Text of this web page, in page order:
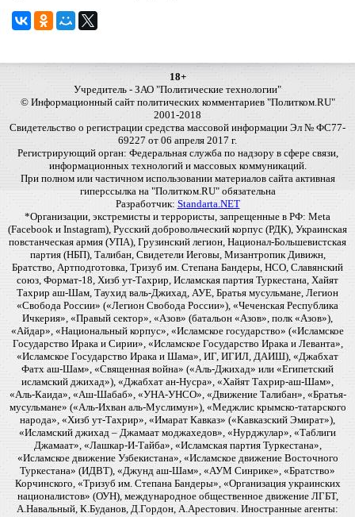
18+
Учредитель - ЗАО "Политические технологии"
© Информационный сайт политических комментариев "Политком.RU"
2001-2018
Свидетельство о регистрации средства массовой информации Эл № ФС77-
69227 от 06 апреля 2017 г.
Регистрирующий орган: Федеральная служба по надзору в сфере связи,
информационных технологий и массовых коммуникаций.
При полном или частичном использовании материалов сайта активная
гиперссылка на "Политком.RU" обязательна
Разработчик: Standarta.NET
*Организации, экстремисты и террористы, запрещенные в РФ: Meta
(Facebook и Instagram), Русский добровольческий корпус (РДК), Украинская
повстанческая армия (УПА), Грузинский легион, Национал-Большевистская
партия (НБП), Талибан, Свидетели Иеговы, Мизантропик Дивижн,
Братство, Артподготовка, Тризуб им. Степана Бандеры, НСО, Славянский
союз, Формат-18, Хизб ут-Тахрир, Исламская партия Туркестана, Хайят
Тахрир аш-Шам, Таухид валь-Джихад, АУЕ, Братья мусульмане, Легион
«Свобода России» («Легион Свобода России»), «Чеченская Республика
Ичкерия», «Правый сектор», «Азов» (батальон «Азов», полк «Азов»),
«Айдар», «Национальный корпус», «Исламское государство» («Исламское
Государство Ирака и Сирии», «Исламское Государство Ирака и Леванта»,
«Исламское Государство Ирака и Шама», ИГ, ИГИЛ, ДАИШ), «Джабхат
Фатх аш-Шам», «Священная война» («Аль-Джихад» или «Египетский
исламский джихад»), «Джабхат ан-Нусра», «Хайят Тахрир-аш-Шам»,
«Аль-Каида», «Аш-Шабаб», «УНА-УНСО», «Движение Талибан», «Братья-
мусульмане» («Аль-Ихван аль-Муслимун»), «Меджлис крымско-татарского
народа», «Хизб ут-Тахрир», «Имарат Кавказ» («Кавказский Эмират»),
«Исламский джихад – Джамаат моджахедов», «Нурджулар», «Таблиги
Джамаат», «Лашкар-И-Тайба», «Исламская партия Туркестана»,
«Исламское движение Узбекистана», «Исламское движение Восточного
Туркестана» (ИДВТ), «Джунд аш-Шам», «АУМ Синрике», «Братство»
Корчинского, «Тризуб им. Степана Бандеры», «Организация украинских
националистов» (ОУН), международное общественное движение ЛГБТ,
А.Навальный, К.Буданов, Д.Гордон, А.Арестович. Иностранные агенты: